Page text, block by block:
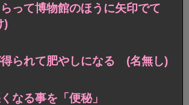
って博物館のほうに矢印でて
)
られて肥やしになる (名無し)
なる事を「便秘」